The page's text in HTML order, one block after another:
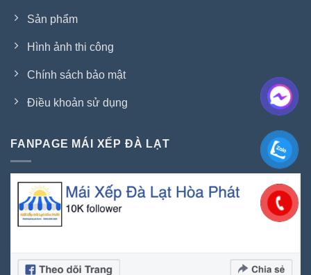
Sản phẩm
Hình ảnh thi công
Chính sách bảo mật
Điều khoản sử dụng
FANPAGE MÁI XẾP ĐÀ LẠT